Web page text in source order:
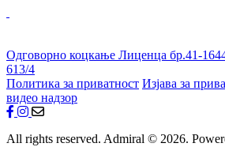
Одговорно коцкање Лиценца бр.41-
613/4
Политика за приватност Изјава за
видео надзор
All rights reserved. Admiral © 2026.